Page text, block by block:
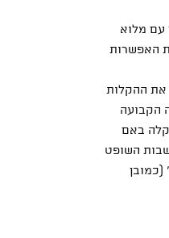
עם מלוא
האפשרות
את ההקלות
הקבועה
הקלה באם
השופט